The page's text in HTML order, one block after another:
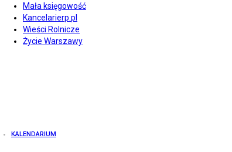
Mała księgowość
Kancelarierp.pl
Wieści Rolnicze
Życie Warszawy
KALENDARIUM